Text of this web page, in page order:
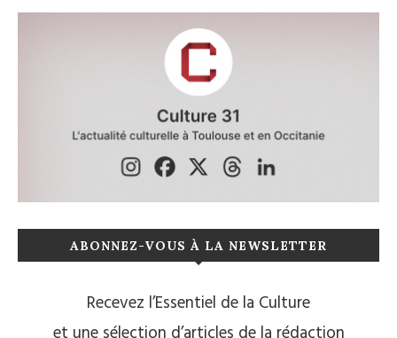
ABONNEZ-VOUS À LA NEWSLETTER
Recevez l’Essentiel de la Culture